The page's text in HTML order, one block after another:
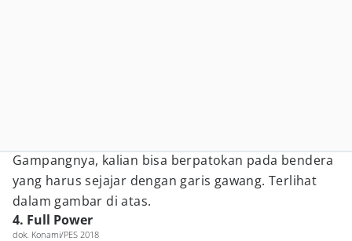
Gampangnya, kalian bisa berpatokan pada bendera
yang harus sejajar dengan garis gawang. Terlihat
dalam gambar di atas.
4. Full Power
dok. Konami/PES 2018